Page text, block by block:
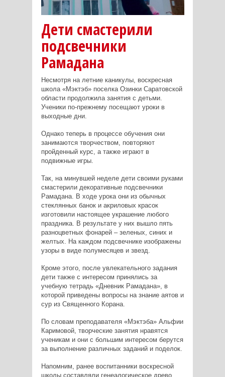
Дети смастерили
подсвечники
Рамадана
Несмотря на летние каникулы, воскресная
школа «Мэктэб» поселка Озинки Cаратовской
области продолжила занятия с детьми.
Ученики по-прежнему посещают уроки в
выходные дни.
Однако теперь в процессе обучения они
занимаются творчеством, повторяют
пройденный курс, а также играют в
подвижные игры.
Так, на минувшей неделе дети своими руками
смастерили декоративные подсвечники
Рамадана. В ходе урока они из обычных
стеклянных банок и акриловых красок
изготовили настоящее украшение любого
праздника. В результате у них вышло пять
разноцветных фонарей – зеленых, синих и
желтых. На каждом подсвечнике изображены
узоры в виде полумесяцев и звезд.
Кроме этого, после увлекательного задания
дети также с интересом принялись за
учебную тетрадь «Дневник Рамадана», в
которой приведены вопросы на знание аятов и
сур из Священного Корана.
По словам преподавателя «Мэктэба» Альфии
Каримовой, творческие занятия нравятся
ученикам и они с большим интересом берутся
за выполнение различных заданий и поделок.
Напомним, ранее воспитанники воскресной
школы составляли генеалогическое древо